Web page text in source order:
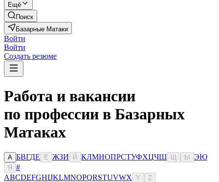
Ещё
Поиск
Базарные Матаки
Войти
Войти
Создать резюме
Работа и вакансии
по профессии в Базарных
Матаках
А БВГДЕ Ё ЖЗИ Й КЛМНОПРСТУФХЦЧШ Ы ЭЮ
Я
#
ABCDEFGHIJKLMNOPQRSTUVWX Y Z